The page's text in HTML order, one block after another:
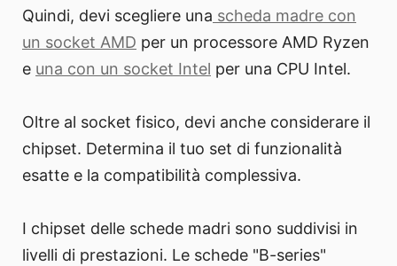
Quindi, devi scegliere una scheda madre con
un socket AMD per un processore AMD Ryzen
e una con un socket Intel per una CPU Intel.
Oltre al socket fisico, devi anche considerare il
chipset. Determina il tuo set di funzionalità
esatte e la compatibilità complessiva.
I chipset delle schede madri sono suddivisi in
livelli di prestazioni. Le schede "B-series"